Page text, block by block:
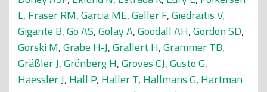
L, Fraser RM,Garcia ME,Geller F,Giedraitis V,
Gigante B,Go AS,Golay A,Goodall AH,Gordon SD,
Gorski M,Grabe H-J,Grallert H,Grammer TB,
Gräßler J,Grönberg H,Groves CJ,Gusto G,
Haessler J, Hall P, Haller T, Hallmans G, Hartman